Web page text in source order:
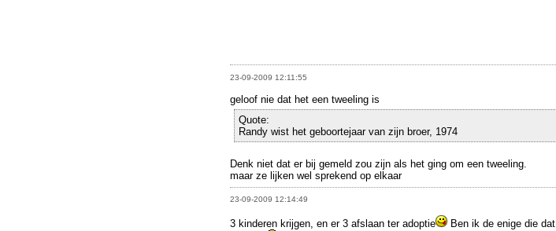
23-09-2009 12:11:55
geloof nie dat het een tweeling is
Quote:
Randy wist het geboortejaar van zijn broer, 1974
Denk niet dat er bij gemeld zou zijn als het ging om een tweeling.
maar ze lijken wel sprekend op elkaar
23-09-2009 12:14:49
3 kinderen krijgen, en er 3 afslaan ter adoptie
Ben ik de enige die dat